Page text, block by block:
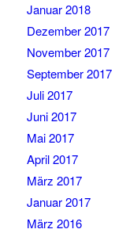
Januar 2018
Dezember 2017
November 2017
September 2017
Juli 2017
Juni 2017
Mai 2017
April 2017
März 2017
Januar 2017
März 2016